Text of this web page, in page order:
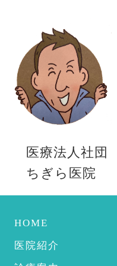
医療法人社団
ちぎら医院
HOME
医院紹介